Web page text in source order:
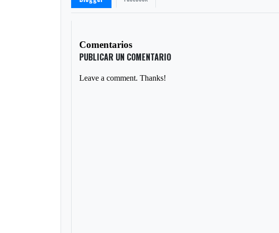
Comentarios
PUBLICAR UN COMENTARIO
Leave a comment. Thanks!